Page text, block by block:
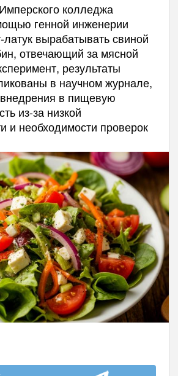
колледжа
генной инженерии
латук вырабатывать свиной
отвечающий за мясной
результаты
в научном журнале,
в пищевую
из-за низкой
и необходимости проверок